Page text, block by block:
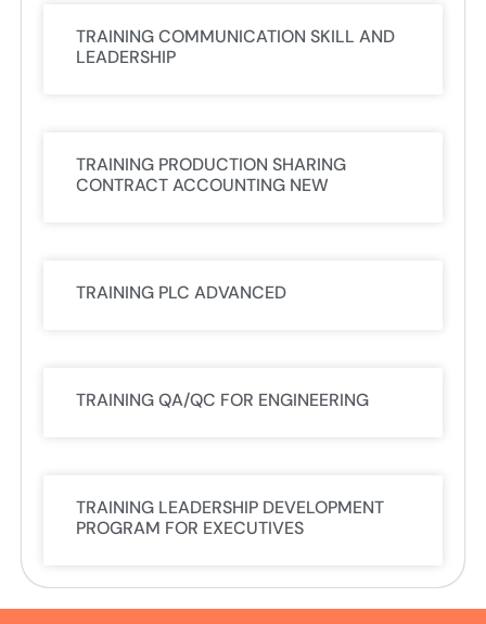
TRAINING COMMUNICATION SKILL AND
LEADERSHIP
TRAINING PRODUCTION SHARING
CONTRACT ACCOUNTING NEW
TRAINING PLC ADVANCED
TRAINING QA/QC FOR ENGINEERING
TRAINING LEADERSHIP DEVELOPMENT
PROGRAM FOR EXECUTIVES